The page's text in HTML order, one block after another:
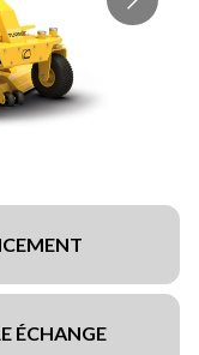
ÉCHANGE